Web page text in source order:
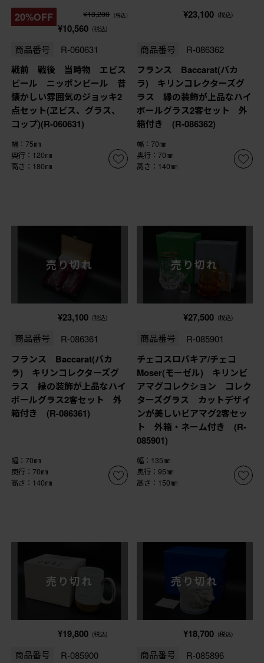
20%OFF ¥13,200 (税込)
¥10,560 (税込)
商品番号 R-060631
戦前 戦後 当時物 エビス
ビール ニッポンビール 昔
懐かしい雰囲気のジョッキ2
点セット(ヱビス、グラス、
コップ)(R-060631)
幅：75㎜
奥行：120㎜
高さ：180㎜
¥23,100 (税込)
商品番号 R-086362
フランス Baccarat(バカ
ラ) キリンコレクターズグ
ラス 縁の装飾が上品なハイ
ボールグラス2客セット 外
箱付き (R-086362)
幅：70㎜
奥行：70㎜
高さ：140㎜
売り切れ
¥23,100 (税込)
商品番号 R-086361
フランス Baccarat(バカ
ラ) キリンコレクターズグ
ラス 縁の装飾が上品なハイ
ボールグラス2客セット 外
箱付き (R-086361)
幅：70㎜
奥行：70㎜
高さ：140㎜
売り切れ
¥27,500 (税込)
商品番号 R-085901
チェコスロバキア/チェコ
Moser(モーゼル) キリンビ
アマグコレクション コレク
ターズグラス カットデザイ
ンが美しいビアマグ2客セッ
ト 外箱・ネーム付き (R-
085901)
幅：135㎜
奥行：95㎜
高さ：150㎜
売り切れ
¥19,800 (税込)
商品番号 R-085900
売り切れ
¥18,700 (税込)
商品番号 R-085896